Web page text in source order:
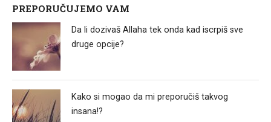
PREPORUČUJEMO VAM
Da li dozivaš Allaha tek onda kad iscrpiš sve
druge opcije?
Kako si mogao da mi preporučiš takvog
insana!?